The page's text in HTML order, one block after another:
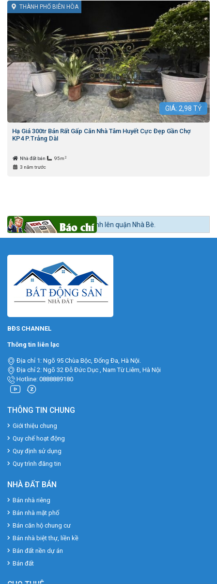
THÀNH PHỐ BIÊN HÒA
GIÁ: 2,98 TỶ
Hạ Giá 300tr Bán Rất Gấp Căn Nhà Tâm Huyết Cực Đẹp Gần Chợ
KP4 P.Trảng DàI
Nhà đất bán 95m 2
3 năm trước
theo lộ trình lên quận Nhà Bè.
BĐS CHANNEL
Thông tin liên lạc
Địa chỉ 1: Ngõ 95 Chùa Bộc, Đống Đa, Hà Nội.
Địa chỉ 2: Ngõ 32 Đỗ Đức Dục , Nam Từ Liêm, Hà Nội
Hotline: 0888889180
THÔNG TIN CHUNG
Giới thiệu chung
Quy chế hoạt động
Quy định sử dụng
Quy trình đăng tin
NHÀ ĐẤT BÁN
Bán nhà riêng
Bán nhà mặt phố
Bán căn hộ chung cư
Bán nhà biệt thự, liền kề
Bán đất nền dự án
Bán đất